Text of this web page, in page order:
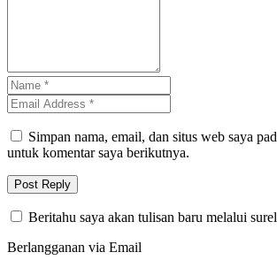
Simpan nama, email, dan situs web saya
untuk komentar saya berikutnya.
Beritahu saya akan tulisan baru melalui
Berlangganan via Email